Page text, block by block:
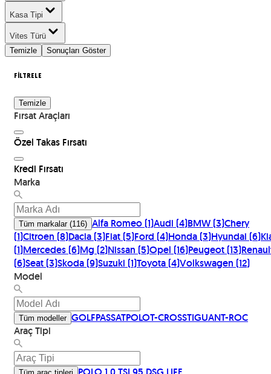
Kasa Tipi
Vites Türü
Temizle
Sonuçları Göster
FİLTRELE
Temizle
Fırsat Araçları
Özel Takas Fırsatı
Kredi Fırsatı
Marka
Tüm markalar(116) Alfa Romeo(1)Audi (4)BMW(3)Chery
(1)Citroen (8)Dacia(3)Fiat(5)Ford (4)Honda(3)Hyundai (6)
(1)Mercedes(6)Mg (2)Nissan (5)Opel (16)Peugeot(13)
(6)Seat(3)Skoda(9)Suzuki (1)Toyota(4)Volkswagen (12)
Model
Tüm modeller GOLFPASSATPOLOT-CROSSTIGUANT-ROC
Araç Tipi